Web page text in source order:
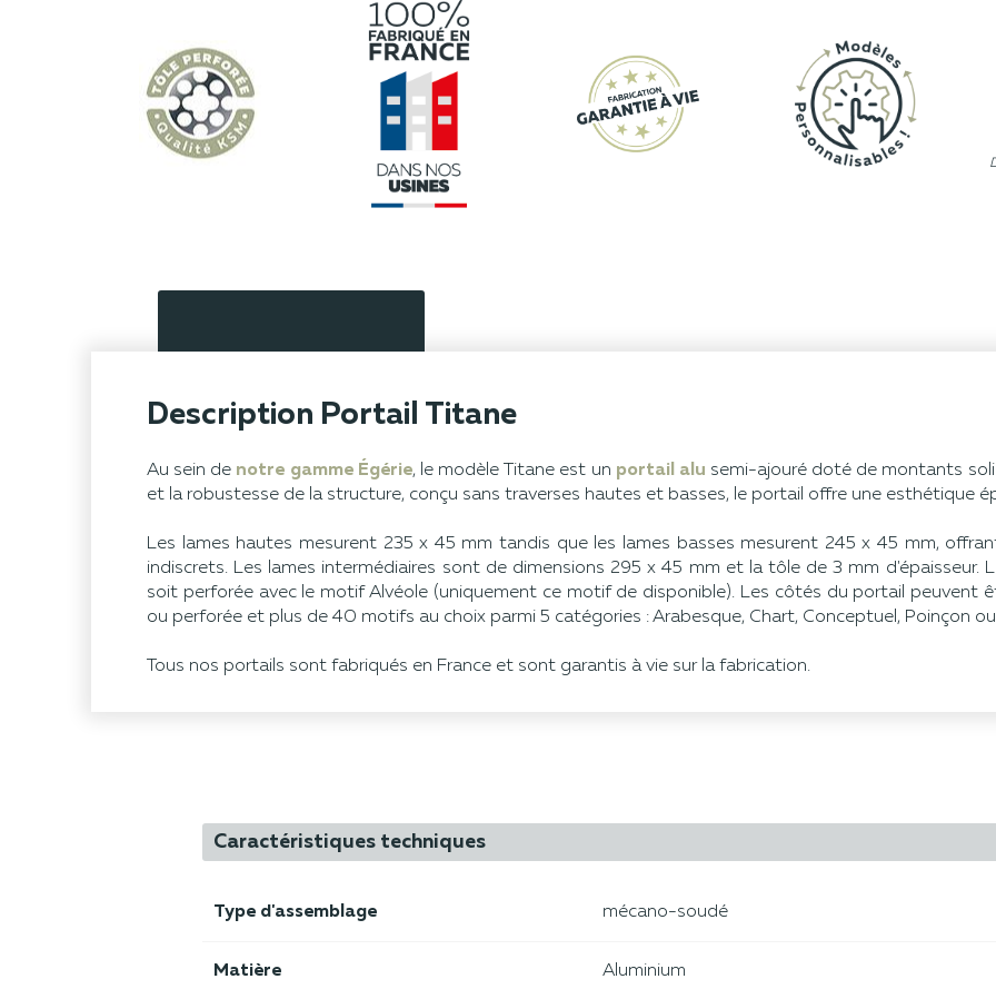
Description Portail Titane
Au sein de notre gamme Égérie, le modèle Titane est un portail alu semi-ajouré doté de montants
et la robustesse de la structure, conçu sans traverses hautes et basses, le portail offre une esthétique
Les lames hautes mesurent 235 x 45 mm tandis que les lames basses mesurent 245 x 45 mm,
indiscrets. Les lames intermédiaires sont de dimensions 295 x 45 mm et la tôle de 3 mm
soit perforée avec le motif Alvéole (uniquement ce motif de disponible). Les côtés du portail peuvent
ou perforée et plus de 40 motifs au choix parmi 5 catégories : Arabesque, Chart, Conceptuel, Poinçon
Tous nos portails sont fabriqués en France et sont garantis à vie sur la fabrication.
Caractéristiques techniques
Type d'assemblage mécano-soudé
Matière Aluminium